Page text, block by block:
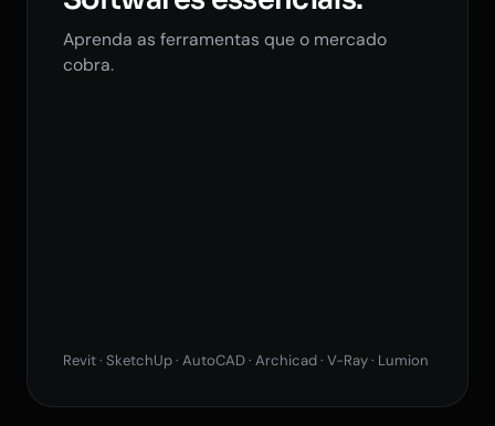
Aprenda as ferramentas que o mercado
cobra.
Revit · SketchUp · AutoCAD · Archicad · V-Ray · Lumion